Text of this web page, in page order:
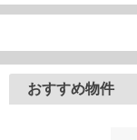
おすすめ物件